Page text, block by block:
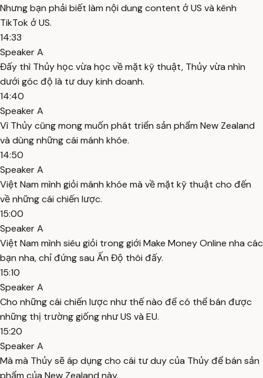
Nhưng bạn phải biết làm nội dung content ở US và kênh
TikTok ở US.
14:33
Speaker A
Đấy thì Thủy học vừa học về mặt kỹ thuật, Thủy vừa nhìn
dưới góc độ là tư duy kinh doanh.
14:40
Speaker A
Vì Thủy cũng mong muốn phát triển sản phẩm New Zealand
và dùng những cái mánh khóe.
14:50
Speaker A
Việt Nam mình giỏi mánh khóe mà về mặt kỹ thuật cho đến
về những cái chiến lược.
15:00
Speaker A
Việt Nam mình siêu giỏi trong giới Make Money Online nha các
bạn nha, chỉ đứng sau Ấn Độ thôi đấy.
15:10
Speaker A
Cho những cái chiến lược như thế nào để có thể bán được
những thị trường giống như US và EU.
15:20
Speaker A
Mà mà Thủy sẽ áp dụng cho cái tư duy của Thủy để bán sản
phẩm của New Zealand này.